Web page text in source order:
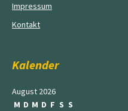
Impressum
Kontakt
Kalender
August 2026
M D M D F S S